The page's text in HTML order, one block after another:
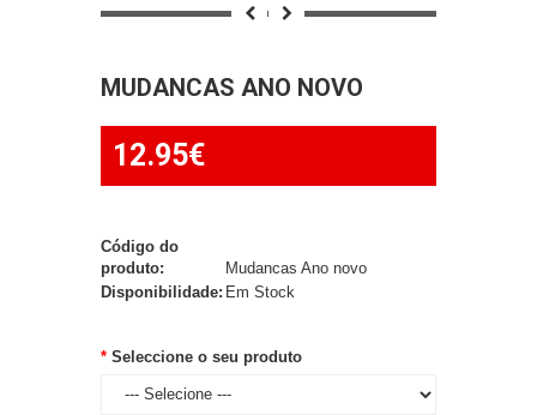
MUDANCAS ANO NOVO
12.95€
Código do
produto:
Mudancas Ano novo
Disponibilidade:Em Stock
Seleccione o seu produto